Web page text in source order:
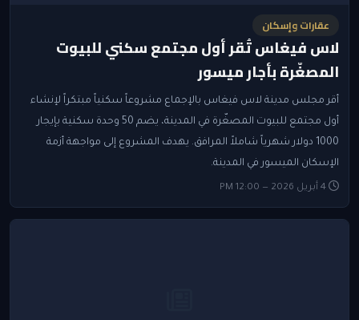
عقارات وإسكان
لاس فيغاس تُقر أول مجتمع سكني للبيوت
المصغّرة بأجار ميسور
أقر مجلس مدينة لاس فيغاس بالإجماع مشروعاً سكنياً مبتكراً لإنشاء
أول مجتمع للبيوت المصغّرة في المدينة، يضم 50 وحدة سكنية بإيجار
1000 دولار شهرياً شاملاً المرافق. يهدف المشروع إلى مواجهة أزمة
الإسكان الميسور في المدينة.